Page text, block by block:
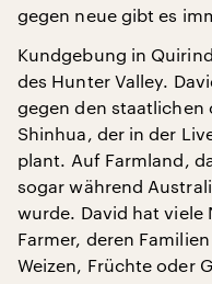
gegen neue gibt es
Kundgebung in
des Hunter Valley.
gegen den staatlichen
Shinhua, der in der
plant. Auf Farmland,
sogar während
wurde. David hat viele
Farmer, deren
Weizen, Früchte oder